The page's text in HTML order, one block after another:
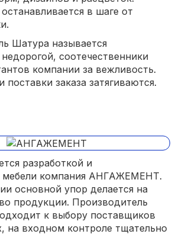
в шаге от
Шатура называется
соотечественники
компании за вежливость.
поставки заказа затягиваются.
разработкой и
мебели компания АНГАЖЕМЕНТ.
основной упор делается на
продукции. Производитель
к выбору поставщиков
на входном контроле тщательно